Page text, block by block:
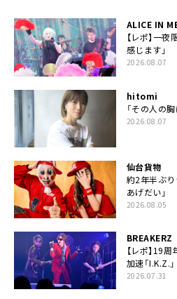
ALICE IN
【レポ】一
感じます」
2026.08.07
hitomi
「その人の
2026.08.07
仙台貨物
約2年半ぶり
あげだい」
2026.08.05
BREAKERZ
【レポ】19
加速「I.K.Z.」
2026.07.31